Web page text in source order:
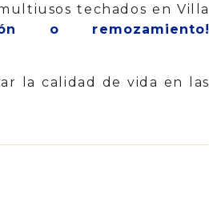
techados en Villa
o remozamiento!
la calidad de vida en las